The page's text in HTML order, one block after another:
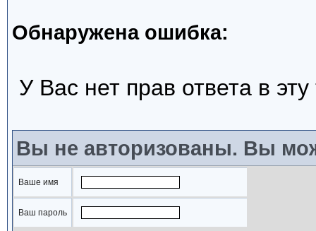
Обнаружена ошибка:
У Вас нет прав ответа в
Вы не авторизованы. Вы
Ваше имя
Ваш пароль